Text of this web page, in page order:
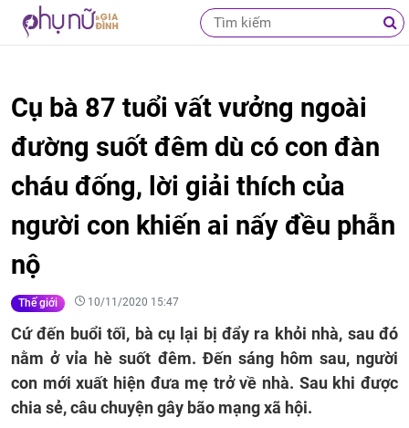
Cụ bà 87 tuổi vất vưởng ngoài
đường suốt đêm dù có con đàn
cháu đống, lời giải thích của
người con khiến ai nấy đều phẫn
nộ
Thế giới 10/11/2020 15:47
Cứ đến buổi tối, bà cụ lại bị đẩy ra khỏi nhà, sau đó
nằm ở vỉa hè suốt đêm. Đến sáng hôm sau, người
con mới xuất hiện đưa mẹ trở về nhà. Sau khi được
chia sẻ, câu chuyện gây bão mạng xã hội.